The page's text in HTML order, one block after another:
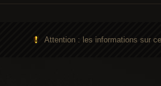
Attention : les informations sur